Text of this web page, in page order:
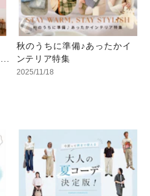
秋のうちに準備♪あったかイ
ンテリア特集
2025/11/18